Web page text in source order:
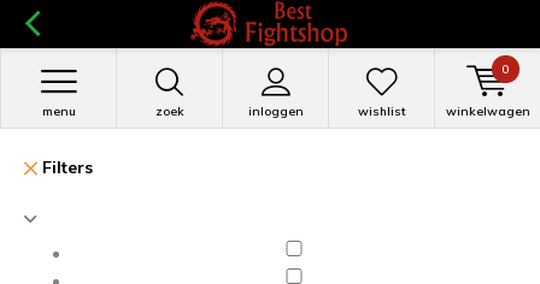
zoek inloggen
menu wishlist winkelwagen
0
Filters